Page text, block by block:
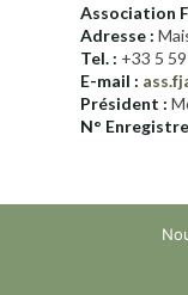
Association
Adresse :
Tel. : +33 5
E-mail :
Président :
N°